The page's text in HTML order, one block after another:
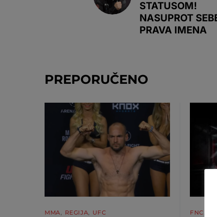
STATUSOM!
NASUPROT
PRAVA IMENA
PREPORUČENO
MMA REGIJA UFC FNC